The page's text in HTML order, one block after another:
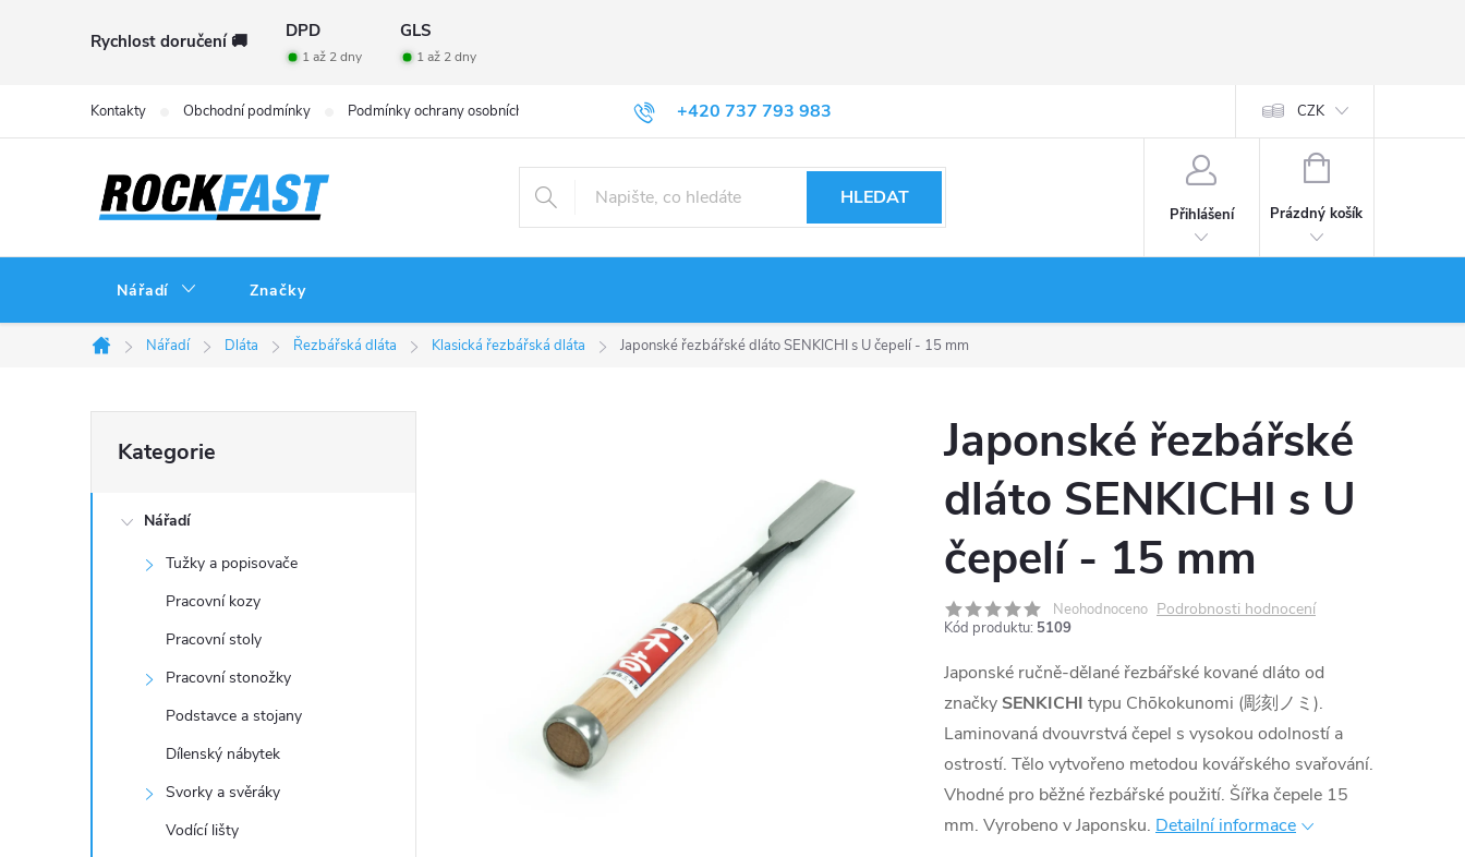
Rychlost doručení 🚚 DPD GLS
1 až 2 dny 1 až 2 dny
+420 737 793 983
Kontakty Obchodní podmínky Podmínky ochrany osobních údajů CZK
HLEDAT
Přihlášení
NÁKUPNÍ
Prázdný košík
Nářadí Značky
Domů
Nářadí Dláta Řezbářská dláta Klasická řezbářská dláta Japonské řezbářské dláto SENKICHI s U čepelí - 15 mm
o
kategorie
Kategorie
Nářadí
Tužky a popisovače
Pracovní kozy
Pracovní stoly
Pracovní stonožky
Podstavce a stojany
Dílenský nábytek
Svorky a svěráky
Vodící lišty
Japonské řezbářské
dláto SENKICHI s U
čepelí - 15 mm
Neohodnoceno Podrobnosti hodnocení
Kód produktu: 5109
Japonské ručně-dělané řezbářské kované dláto od
značky SENKICHI typu Chōkokunomi (彫刻ノミ).
Laminovaná dvouvrstvá čepel s vysokou odolností a
ostrostí. Tělo vytvořeno metodou kovářského svařování.
Vhodné pro běžné řezbářské použití. Šířka čepele 15
mm. Vyrobeno v Japonsku. Detailní informace